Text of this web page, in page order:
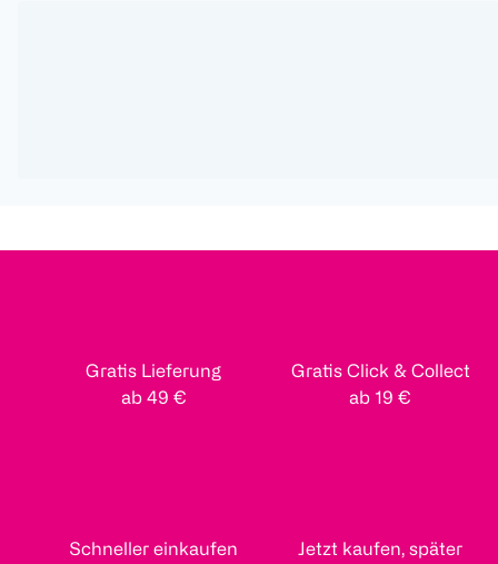
Gratis Lieferung
ab 49 €
Gratis Click & Collect
ab 19 €
Schneller einkaufen
Jetzt kaufen, später